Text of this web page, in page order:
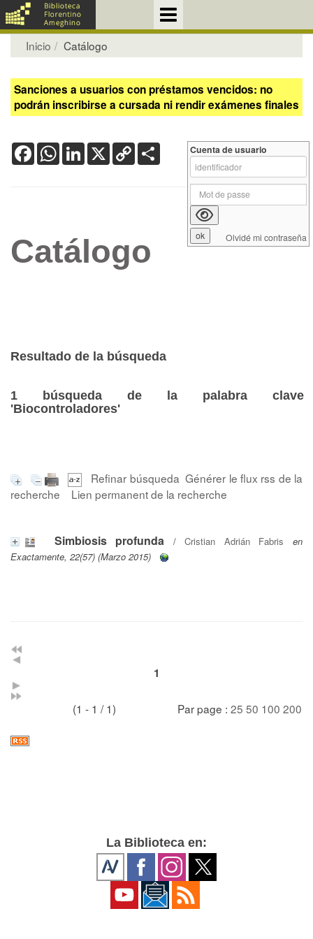
Inicio Catálogo
Sanciones a usuarios con préstamos vencidos: no
podrán inscribirse a cursada ni rendir exámenes finales
FacebookWhatsApp
LinkedIn
X Copy
Link
Catálogo
Resultado de la búsqueda
1 búsqueda de la palabra clave
'Biocontroladores'
Refinar búsqueda Générer le flux rss de la
recherche
Lien permanent de la recherche
Simbiosis profunda /Cristian Adrián Fabris
en
Exactamente, 22(57) (Marzo 2015)
1
(1 - 1 / 1) Par page : 25 50 100 200
Cuenta de usuario
Olvidé mi contraseña
La Biblioteca en: